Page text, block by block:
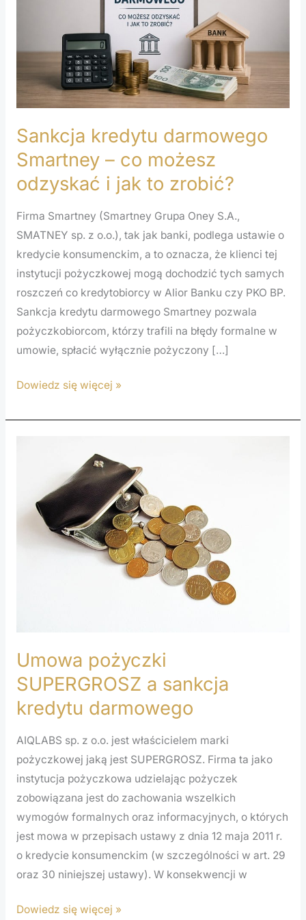
Sankcja kredytu darmowego
Smartney – co możesz
odzyskać i jak to zrobić?
Firma Smartney (Smartney Grupa Oney S.A.,
SMATNEY sp. z o.o.), tak jak banki, podlega ustawie o
kredycie konsumenckim, a to oznacza, że klienci tej
instytucji pożyczkowej mogą dochodzić tych samych
roszczeń co kredytobiorcy w Alior Banku czy PKO BP.
Sankcja kredytu darmowego Smartney pozwala
pożyczkobiorcom, którzy trafili na błędy formalne w
umowie, spłacić wyłącznie pożyczony […]
możesz
odzyskać
jak
to
zrobić?
Dowiedz się więcej »
Umowa pożyczki
SUPERGROSZ a sankcja
kredytu darmowego
AIQLABS sp. z o.o. jest właścicielem marki
pożyczkowej jaką jest SUPERGROSZ. Firma ta jako
instytucja pożyczkowa udzielając pożyczek
zobowiązana jest do zachowania wszelkich
wymogów formalnych oraz informacyjnych, o których
jest mowa w przepisach ustawy z dnia 12 maja 2011 r.
o kredycie konsumenckim (w szczególności w art. 29
oraz 30 niniejszej ustawy). W konsekwencji w
SUPERGROSZ
sankcja
kredytu
Dowiedz się więcej »